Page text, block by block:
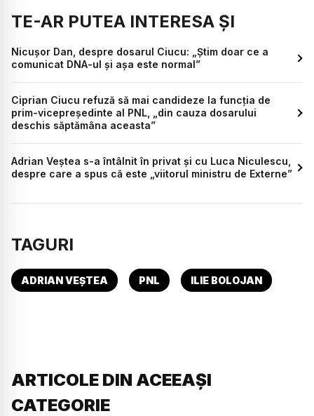
TE-AR PUTEA INTERESA ȘI
Nicușor Dan, despre dosarul Ciucu: „Știm doar ce a
comunicat DNA-ul și așa este normal”
Ciprian Ciucu refuză să mai candideze la funcția de
prim-vicepreședinte al PNL, „din cauza dosarului
deschis săptămâna aceasta”
Adrian Veștea s-a întâlnit în privat și cu Luca Niculescu,
despre care a spus că este „viitorul ministru de Externe”
TAGURI
ADRIAN VEȘTEA PNL ILIE BOLOJAN
ARTICOLE DIN ACEEAȘI
CATEGORIE